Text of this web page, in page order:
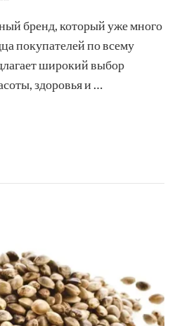
бренд, который уже много
покупателей по всему
широкий выбор
здоровья и …